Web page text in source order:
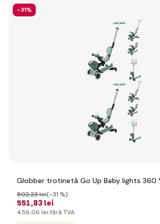
-31%
Globber trotinetă Go Up Baby lights 360
551,83 lei
802,23 lei(-31 %)
456,06 lei fără TVA